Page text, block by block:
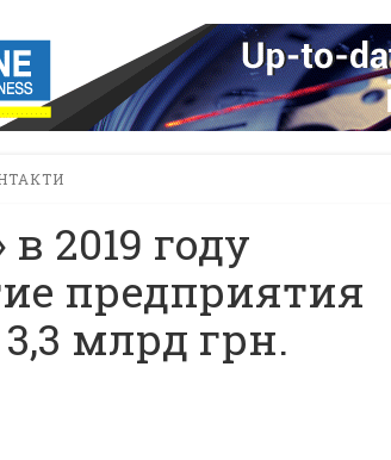
2019 году
предприятия
млрд грн.